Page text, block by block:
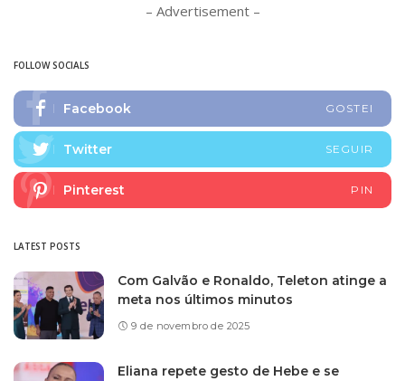
– Advertisement –
FOLLOW SOCIALS
Facebook GOSTEI
Twitter SEGUIR
Pinterest PIN
LATEST POSTS
Com Galvão e Ronaldo, Teleton atinge a
meta nos últimos minutos
9 de novembro de 2025
Eliana repete gesto de Hebe e se